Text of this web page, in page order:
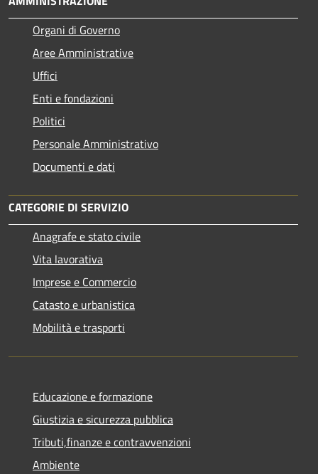
Organi di Governo
Aree Amministrative
Uffici
Enti e fondazioni
Politici
Personale Amministrativo
Documenti e dati
CATEGORIE DI SERVIZIO
Anagrafe e stato civile
Vita lavorativa
Imprese e Commercio
Catasto e urbanistica
Mobilità e trasporti
Educazione e formazione
Giustizia e sicurezza pubblica
Tributi,finanze e contravvenzioni
Ambiente